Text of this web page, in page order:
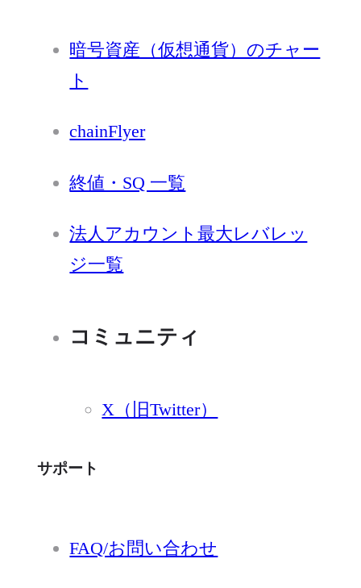
暗号資産（仮想通貨）のチャー
ト
chainFlyer
終値・SQ 一覧
法人アカウント最大レバレッ
ジ一覧
コミュニティ
X（旧Twitter）
サポート
FAQ/お問い合わせ